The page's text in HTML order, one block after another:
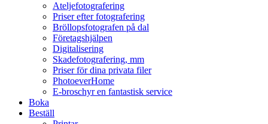
Ateljefotografering
Priser efter fotografering
Bröllopsfotografen på dal
Företagshjälpen
Digitalisering
Skadefotografering, mm
Priser för dina privata filer
PhotoeverHome
E-broschyr en fantastisk service
Boka
Beställ